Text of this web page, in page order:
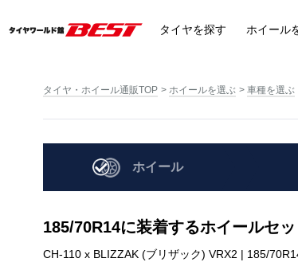
タイヤを探す ホイール
タイヤ・ホイール通販TOP ホイールを選ぶ 車種を選ぶ
ホイール
185/70R14に装着するホイールセ
CH-110 x BLIZZAK (ブリザック) VRX2 | 185/